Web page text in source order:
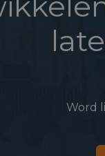
Word